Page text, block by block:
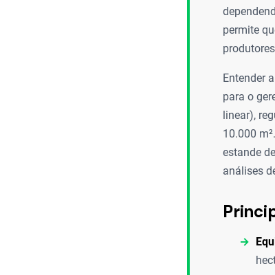
permite
Entender
para o
linear),
10.000
estande
análises